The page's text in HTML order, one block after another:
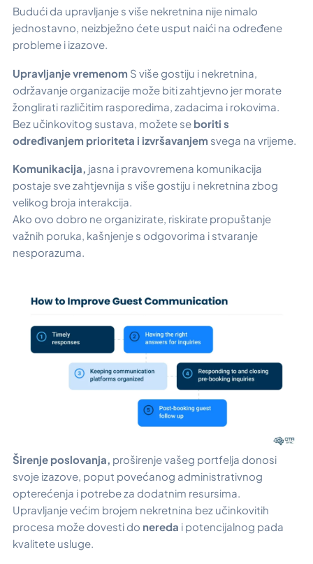
Budući da upravljanje s više nekretnina nije nimalo
jednostavno, neizbježno ćete usput naići na određene
probleme i izazove.
Upravljanje vremenom S više gostiju i nekretnina,
održavanje organizacije može biti zahtjevno jer morate
žonglirati različitim rasporedima, zadacima i rokovima.
Bez učinkovitog sustava, možete se boriti s
određivanjem prioriteta i izvršavanjem svega na vrijeme.
Komunikacija, jasna i pravovremena komunikacija
postaje sve zahtjevnija s više gostiju i nekretnina zbog
velikog broja interakcija.
Ako ovo dobro ne organizirate, riskirate propuštanje
važnih poruka, kašnjenje s odgovorima i stvaranje
nesporazuma.
Širenje poslovanja, proširenje vašeg portfelja donosi
svoje izazove, poput povećanog administrativnog
opterećenja i potrebe za dodatnim resursima.
Upravljanje većim brojem nekretnina bez učinkovitih
procesa može dovesti do nereda i potencijalnog pada
kvalitete usluge.